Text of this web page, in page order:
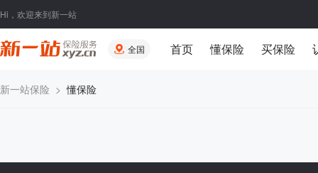
Hi，欢迎来到新一站
全国 首页 懂保险 买保险
新一站保险 > 懂保险